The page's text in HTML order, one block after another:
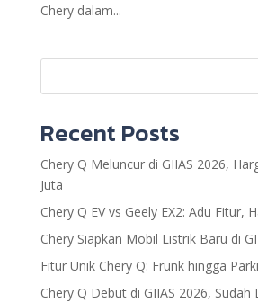
Chery dalam...
Recent Posts
Chery Q Meluncur di GIIAS 2026,
Juta
Chery Q EV vs Geely EX2: Adu Fitur,
Chery Siapkan Mobil Listrik Baru di
Fitur Unik Chery Q: Frunk hingga
Chery Q Debut di GIIAS 2026, Sudah